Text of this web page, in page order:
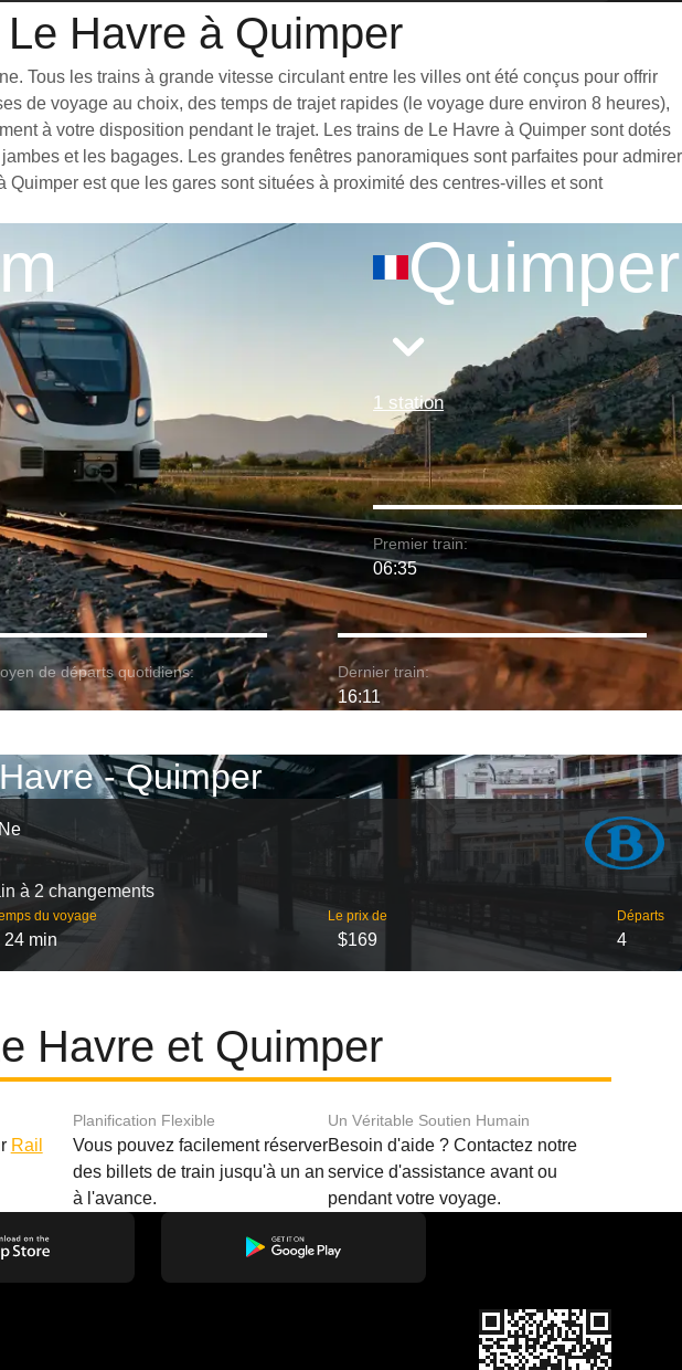
Havre à Quimper
Tous les trains à grande vitesse circulant entre les villes ont été conçus pour offrir
de voyage au choix, des temps de trajet rapides (le voyage dure environ 8 heures),
à votre disposition pendant le trajet. Les trains de Le Havre à Quimper sont dotés
et les bagages. Les grandes fenêtres panoramiques sont parfaites pour admirer
est que les gares sont situées à proximité des centres-villes et sont
Quimper
1 station
Premier train:
06:35
de départs quotidiens: Dernier train:
16:11
- Quimper
à 2 changements
du voyage
24 min
Le prix de
$169
Départs
4
Havre et Quimper
Rail
Planification Flexible
Vous pouvez facilement réserver
des billets de train jusqu'à un an
à l'avance.
Un Véritable Soutien Humain
Besoin d'aide ? Contactez notre
service d'assistance avant ou
pendant votre voyage.